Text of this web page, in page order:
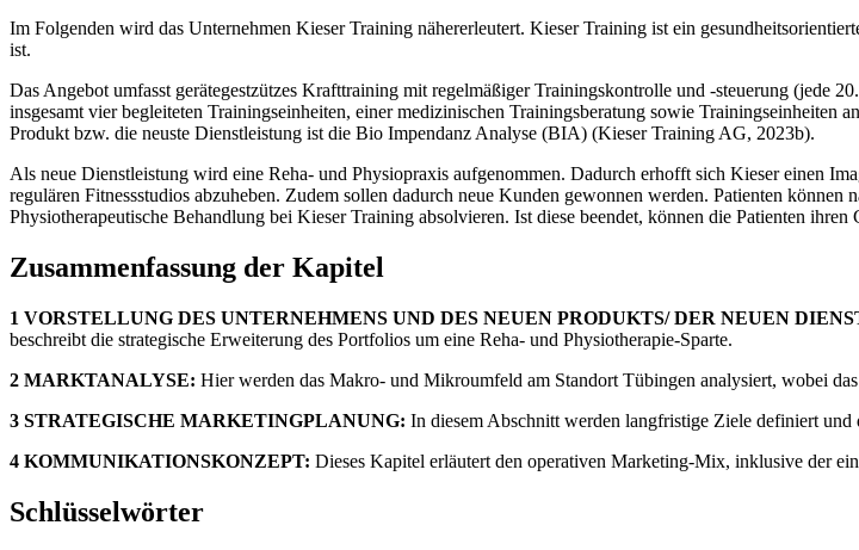
Im Folgenden wird das Unternehmen Kieser Training nähererleutert. Kieser Training ist ein
ist.
Das Angebot umfasst gerätegestzützes Krafttraining mit regelmäßiger Trainingskontrolle und -steuerung (jede
insgesamt vier begleiteten Trainingseinheiten, einer medizinischen Trainingsberatung sowie
Produkt bzw. die neuste Dienstleistung ist die Bio Impendanz Analyse (BIA) (Kieser Training AG, 2023b).
Als neue Dienstleistung wird eine Reha- und Physiopraxis aufgenommen. Dadurch erhofft sich Kieser einen
regulären Fitnessstudios abzuheben. Zudem sollen dadurch neue Kunden gewonnen werden. Patienten
Physiotherapeutische Behandlung bei Kieser Training absolvieren. Ist diese beendet, können die Patienten
Zusammenfassung der Kapitel
1 VORSTELLUNG DES UNTERNEHMENS UND DES NEUEN PRODUKTS/ DER NEUEN
beschreibt die strategische Erweiterung des Portfolios um eine Reha- und Physiotherapie-Sparte.
2 MARKTANALYSE: Hier werden das Makro- und Mikroumfeld am Standort Tübingen analysiert, wobei
3 STRATEGISCHE MARKETINGPLANUNG: In diesem Abschnitt werden langfristige Ziele definiert
4 KOMMUNIKATIONSKONZEPT: Dieses Kapitel erläutert den operativen Marketing-Mix, inklusive der
Schlüsselwörter